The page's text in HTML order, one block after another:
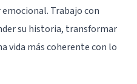
Trabajo con
su historia, transformar
vida más coherente con lo